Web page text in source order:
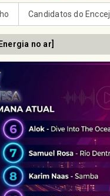
o cartão de inscrição
no ar]